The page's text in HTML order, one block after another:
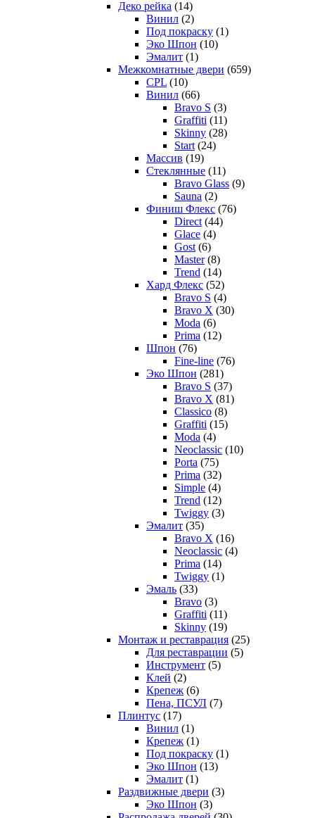
Деко рейка (14)
Винил (2)
Под покраску (1)
Эко Шпон (10)
Эмалит (1)
Межкомнатные двери (659)
CPL (10)
Винил (66)
Bravo S (3)
Graffiti (11)
Skinny (28)
Start (24)
Массив (19)
Стеклянные (11)
Bravo Glass (9)
Sauna (2)
Финиш Флекс (76)
Direct (44)
Glace (4)
Gost (6)
Master (8)
Trend (14)
Хард Флекс (52)
Bravo S (4)
Bravo X (30)
Moda (6)
Prima (12)
Шпон (76)
Fine-line (76)
Эко Шпон (281)
Bravo S (37)
Bravo X (81)
Classico (8)
Graffiti (15)
Moda (4)
Neoclassic (10)
Porta (75)
Prima (32)
Simple (4)
Trend (12)
Twiggy (3)
Эмалит (35)
Bravo X (16)
Neoclassic (4)
Prima (14)
Twiggy (1)
Эмаль (33)
Bravo (3)
Graffiti (11)
Skinny (19)
Монтаж и реставрация (25)
Для реставрации (5)
Инструмент (5)
Клей (2)
Крепеж (6)
Пена, ПСУЛ (7)
Плинтус (17)
Винил (1)
Крепеж (1)
Под покраску (1)
Эко Шпон (13)
Эмалит (1)
Раздвижные двери (3)
Эко Шпон (3)